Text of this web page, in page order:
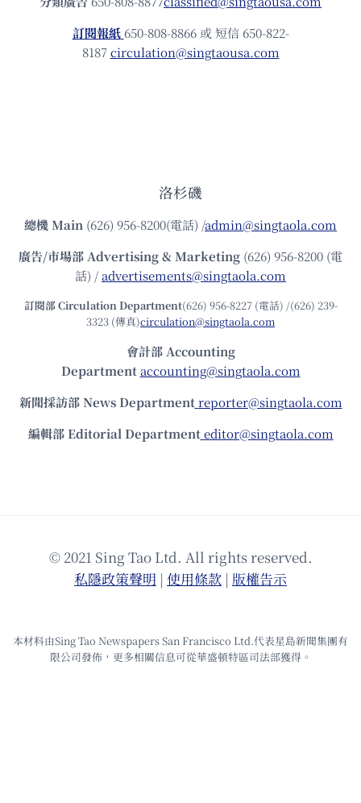
訂閱報紙 650-808-8866 或 短信 650-822-
8187circulation@singtaousa.com
洛杉磯
總機Main (626) 956-8200(電話) /admin@singtaola.com
廣告/市場部Advertising & Marketing (626) 956-8200 (電
話) /advertisements@singtaola.com
訂閱部 Circulation Department(626) 956-8227 (電話) /(626) 239-
3323 (傳真)circulation@singtaola.com
會計部 Accounting
Department accounting@singtaola.com
新聞採訪部 News Department reporter@singtaola.com
編輯部 Editorial Department editor@singtaola.com
© 2021 Sing Tao Ltd. All rights reserved.
私隱政策聲明 | 使⽤條款 | 版權告⽰
本材料由Sing Tao Newspapers San Francisco Ltd.代表星島新聞集團有
限公司發佈，更多相關信息可從華盛頓特區司法部獲得。